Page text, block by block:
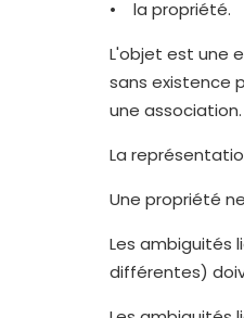
• la propriété.
L'objet est une
sans existence
une association.
La
Une propriété
Les ambiguités
différentes)